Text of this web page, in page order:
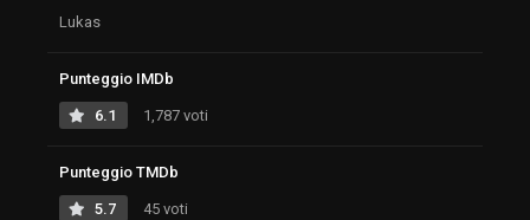
Lukas
Punteggio IMDb
6.1 1,787 voti
Punteggio TMDb
5.7 45 voti